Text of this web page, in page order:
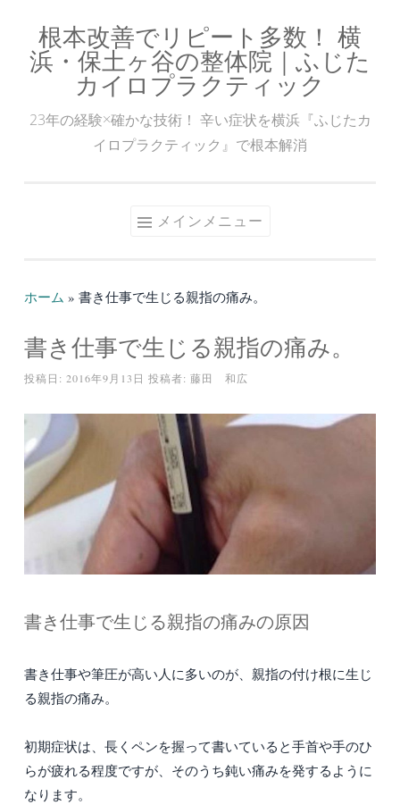
ン
根本改善でリピート多数！ 横
浜・保土ヶ谷の整体院｜ふじた
カイロプラクティック
23年の経験×確かな技術！ 辛い症状を横浜『ふじたカ
イロプラクティック』で根本解消
メインメニュー
ホーム » 書き仕事で生じる親指の痛み。
書き仕事で生じる親指の痛み。
投稿日: 2016年9月13日 投稿者: 藤田 和広
書き仕事で生じる親指の痛みの原因
書き仕事や筆圧が高い人に多いのが、親指の付け根に生じ
る親指の痛み。
初期症状は、長くペンを握って書いていると手首や手のひ
らが疲れる程度ですが、そのうち鈍い痛みを発するように
なります。